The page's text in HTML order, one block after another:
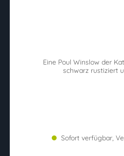
Eine Poul Winslow der
schwarz rustiziert
Sofort verfügbar,